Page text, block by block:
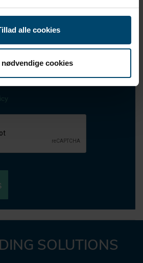
alle cookies
nødvendige cookies
SOLUTIONS